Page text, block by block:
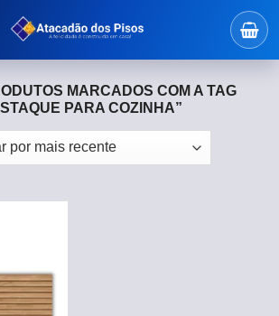
MARCADOS COM A TAG
PARA COZINHA”